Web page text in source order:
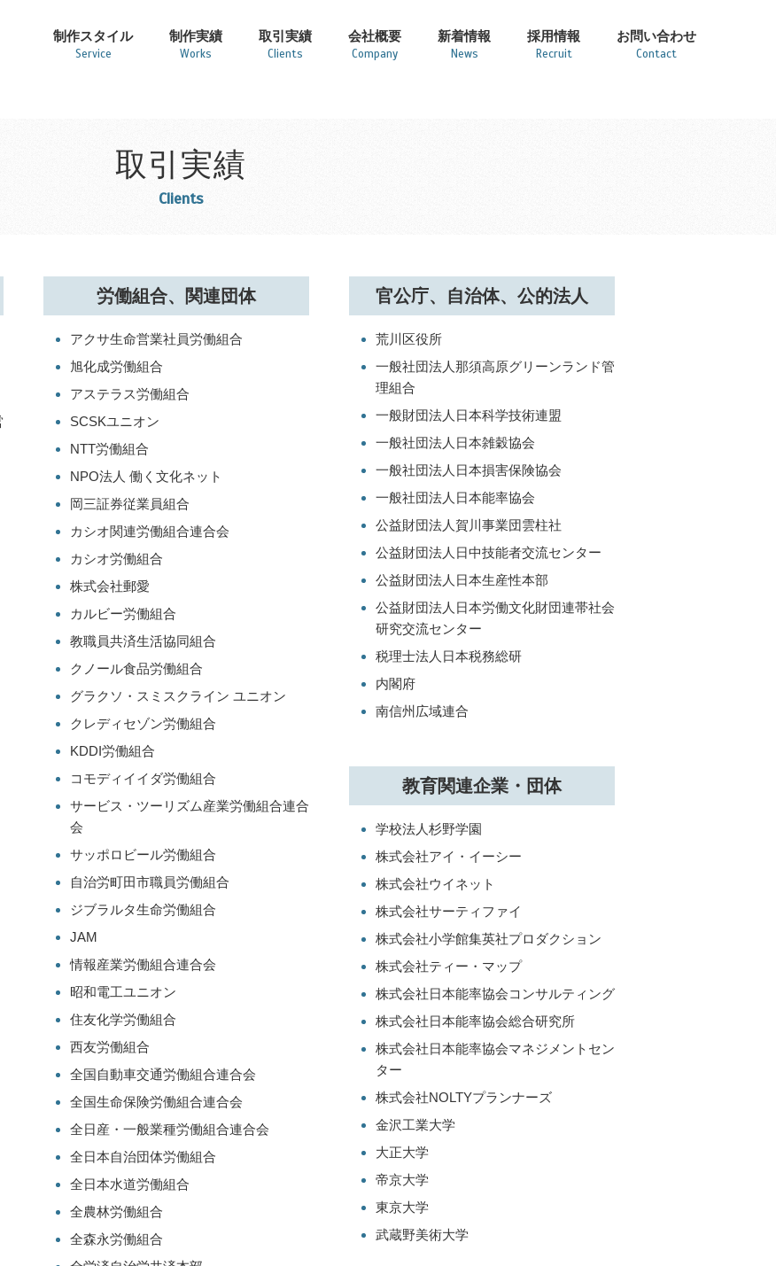
制作スタイル
Service
制作実績
Works
取引実績
Clients
会社概要
Company
新着情報
News
採用情報
Recruit
お問い合わせ
Contact
取引実績
Clients
労働組合、関連団体
アクサ生命営業社員労働組合
旭化成労働組合
アステラス労働組合
SCSKユニオン
NTT労働組合
NPO法人 働く文化ネット
岡三証券従業員組合
カシオ関連労働組合連合会
カシオ労働組合
株式会社郵愛
カルビー労働組合
教職員共済生活協同組合
クノール食品労働組合
グラクソ・スミスクライン ユニオン
クレディセゾン労働組合
KDDI労働組合
コモディイイダ労働組合
サービス・ツーリズム産業労働組合連合
会
サッポロビール労働組合
自治労町田市職員労働組合
ジブラルタ生命労働組合
JAM
情報産業労働組合連合会
昭和電工ユニオン
住友化学労働組合
西友労働組合
全国自動車交通労働組合連合会
全国生命保険労働組合連合会
全日産・一般業種労働組合連合会
全日本自治団体労働組合
全日本水道労働組合
全農林労働組合
全森永労働組合
官公庁、自治体、公的法人
荒川区役所
一般社団法人那須高原グリーンランド管
理組合
一般財団法人日本科学技術連盟
一般社団法人日本雑穀協会
一般社団法人日本損害保険協会
一般社団法人日本能率協会
公益財団法人賀川事業団雲柱社
公益財団法人日中技能者交流センター
公益財団法人日本生産性本部
公益財団法人日本労働文化財団連帯社会
研究交流センター
税理士法人日本税務総研
内閣府
南信州広域連合
教育関連企業・団体
学校法人杉野学園
株式会社アイ・イーシー
株式会社ウイネット
株式会社サーティファイ
株式会社小学館集英社プロダクション
株式会社ティー・マップ
株式会社日本能率協会コンサルティング
株式会社日本能率協会総合研究所
株式会社日本能率協会マネジメントセン
ター
株式会社NOLTYプランナーズ
金沢工業大学
大正大学
帝京大学
東京大学
武蔵野美術大学